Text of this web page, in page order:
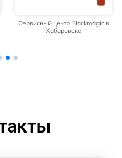
Сервисный центр Blackmagic в
Хабаровске